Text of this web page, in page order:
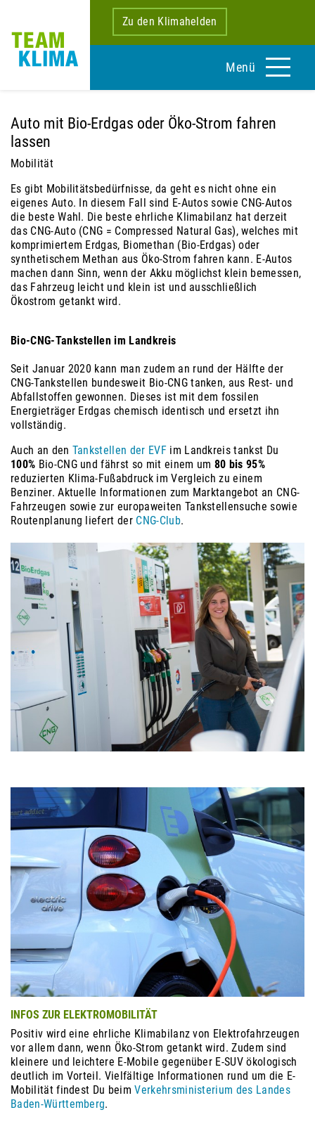
Zu den Klimahelden
Menü
Auto mit Bio-Erdgas oder Öko-Strom fahren
lassen
Mobilität
Es gibt Mobilitätsbedürfnisse, da geht es nicht ohne ein
eigenes Auto. In diesem Fall sind E-Autos sowie CNG-Autos
die beste Wahl. Die beste ehrliche Klimabilanz hat derzeit
das CNG-Auto (CNG = Compressed Natural Gas), welches mit
komprimiertem Erdgas, Biomethan (Bio-Erdgas) oder
synthetischem Methan aus Öko-Strom fahren kann. E-Autos
machen dann Sinn, wenn der Akku möglichst klein bemessen,
das Fahrzeug leicht und klein ist und ausschließlich
Ökostrom getankt wird.
Bio-CNG-Tankstellen im Landkreis
Seit Januar 2020 kann man zudem an rund der Hälfte der
CNG-Tankstellen bundesweit Bio-CNG tanken, aus Rest- und
Abfallstoffen gewonnen. Dieses ist mit dem fossilen
Energieträger Erdgas chemisch identisch und ersetzt ihn
vollständig.
Auch an den Tankstellen der EVFim Landkreis tankst Du
100% Bio-CNG und fährst so mit einem um 80 bis 95%
reduzierten Klima-Fußabdruck im Vergleich zu einem
Benziner. Aktuelle Informationen zum Marktangebot an CNG-
Fahrzeugen sowie zur europaweiten Tankstellensuche sowie
Routenplanung liefert der CNG-Club.
INFOS ZUR ELEKTROMOBILITÄT
Positiv wird eine ehrliche Klimabilanz von Elektrofahrzeugen
vor allem dann, wenn Öko-Strom getankt wird. Zudem sind
kleinere und leichtere E-Mobile gegenüber E-SUV ökologisch
deutlich im Vorteil. Vielfältige Informationen rund um die E-
Mobilität findest Du beimVerkehrsministerium des Landes
Baden-Württemberg.